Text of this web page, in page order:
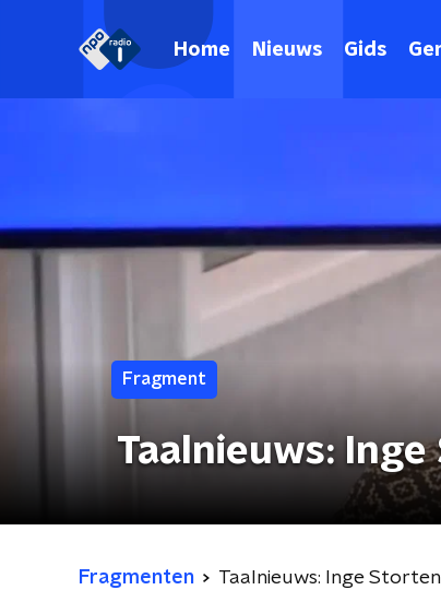
Home Nieuws Gids
Fragment
Taalnieuws:
Fragmenten Taalnieuws: Inge